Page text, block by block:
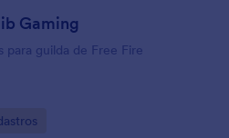
Gaming
para guilda de Free Fire